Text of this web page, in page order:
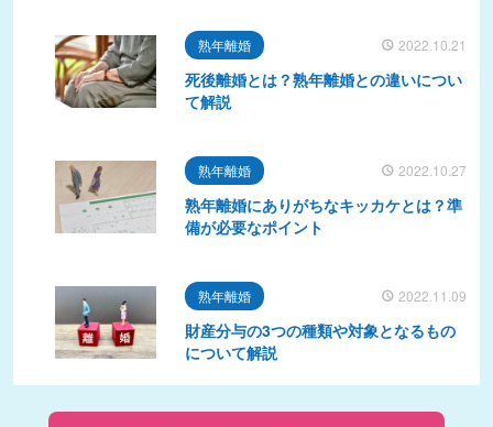
熟年離婚 2022.10.21
死後離婚とは？熟年離婚との違いについ
て解説
熟年離婚 2022.10.27
熟年離婚にありがちなキッカケとは？準
備が必要なポイント
熟年離婚 2022.11.09
財産分与の3つの種類や対象となるもの
について解説